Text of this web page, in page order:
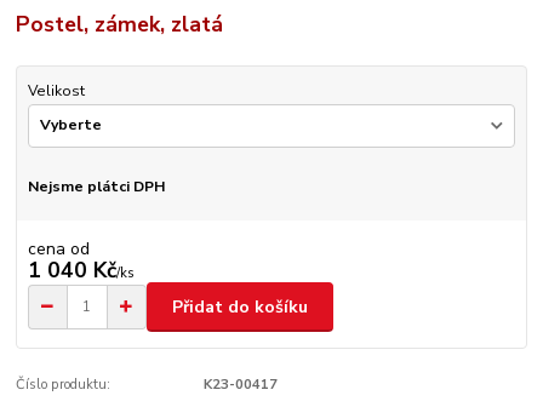
Postel, zámek, zlatá
Velikost
Nejsme plátci DPH
cena od
1 040 Kč/ks
Přidat do košíku
Číslo produktu: K23-00417